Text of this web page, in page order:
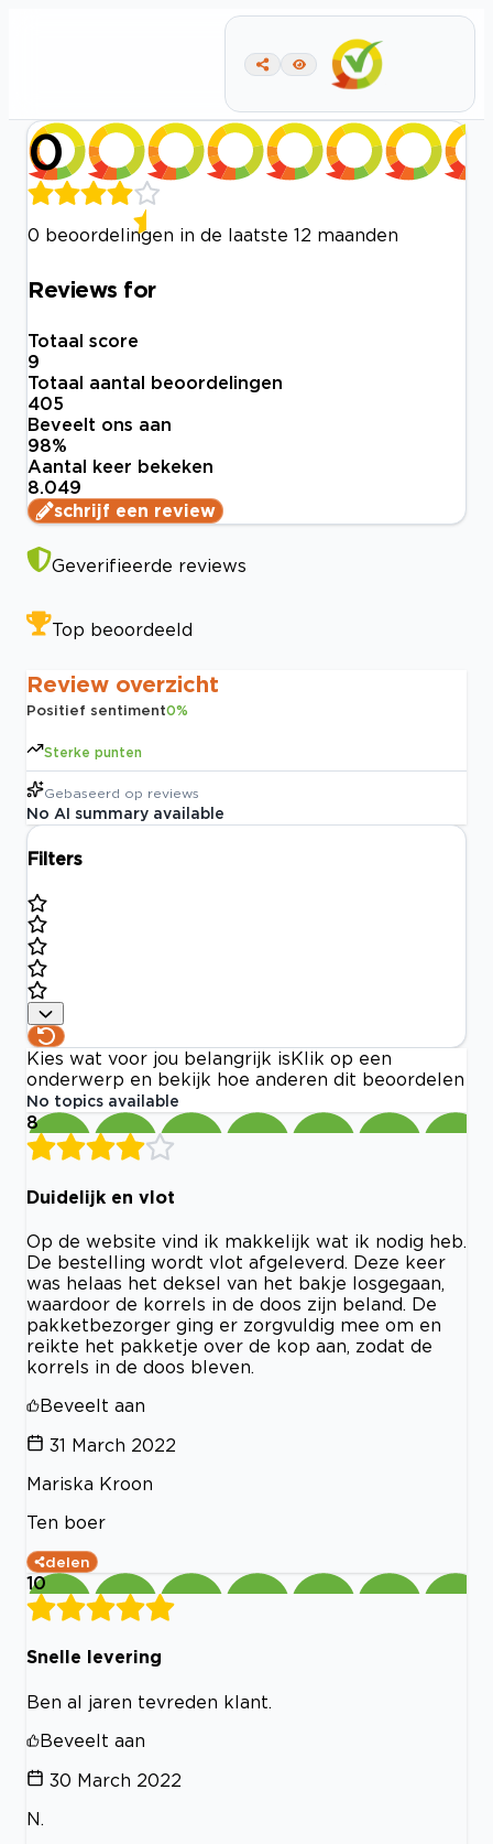
0
0 beoordelingen in de laatste 12 maanden
Reviews for
Totaal score
9
Totaal aantal beoordelingen
405
Beveelt ons aan
98%
Aantal keer bekeken
8.049
schrijf een review
Geverifieerde reviews
Top beoordeeld
Review overzicht
Positief sentiment0%
Sterke punten
Gebaseerd op reviews
No AI summary available
Filters
Kies wat voor jou belangrijk is Klik op een
onderwerp en bekijk hoe anderen dit beoordelen
No topics available
8
Duidelijk en vlot
Op de website vind ik makkelijk wat ik nodig heb.
De bestelling wordt vlot afgeleverd. Deze keer
was helaas het deksel van het bakje losgegaan,
waardoor de korrels in de doos zijn beland. De
pakketbezorger ging er zorgvuldig mee om en
reikte het pakketje over de kop aan, zodat de
korrels in de doos bleven.
Beveelt aan
31 March 2022
Mariska Kroon
Ten boer
delen
10
Snelle levering
Ben al jaren tevreden klant.
Beveelt aan
30 March 2022
N.